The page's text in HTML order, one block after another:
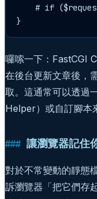
# if
囉嗦一下：FastCGI
在後台更新文章後，
取。這通常可以透過
Helper）或自訂腳本
讓瀏覽器記住
對於不常變動的靜態
訴瀏覽器「把它們存